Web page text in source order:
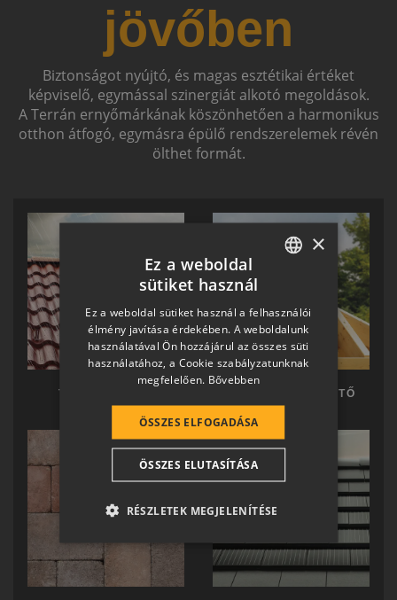
jövőben
Biztonságot nyújtó, és magas esztétikai értéket
képviselő, egymással szinergiát alkotó megoldások.
A Terrán ernyőmárkának köszönhetően a harmonikus
otthon átfogó, egymásra épülő rendszerelemek révén
ölthet formát.
TERRÁN TETŐ TERRÁN KÉSZTETŐ
HUNGARIAN
SLOVAK
GERMAN
ROMANIAN
CROATIAN
SR
RO-HU
ITALIAN
×
Ez a weboldal
sütiket használ
Ez a weboldal sütiket használ a felhasználói
élmény javítása érdekében. A weboldalunk
használatával Ön hozzájárul az összes süti
használatához, a Cookie szabályzatunknak
megfelelően. Bővebben
ÖSSZES ELFOGADÁSA
ÖSSZES ELUTASÍTÁSA
RÉSZLETEK MEGJELENÍTÉSE